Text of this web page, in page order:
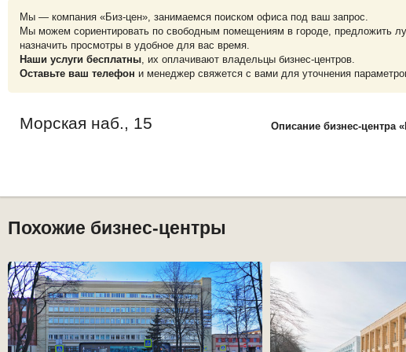
Мы — компания «Биз-цен», занимаемся поиском офиса под ваш запрос.
Мы можем сориентировать по свободным помещениям в городе, предложить
назначить просмотры в удобное для вас время.
Наши услуги бесплатны, их оплачивают владельцы бизнес-центров.
Оставьте ваш телефон и менеджер свяжется с вами для уточнения
Морская наб., 15 Описание бизнес-центра
Похожие бизнес-центры